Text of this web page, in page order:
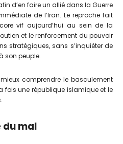
d’en faire un allié dans la Guerre
de l’Iran. Le reproche fait
vif aujourd’hui au sein de la
et le renforcement du pouvoir
stratégiques, sans s’inquiéter de
son peuple.
comprendre le basculement
fois une république islamique et le
du mal